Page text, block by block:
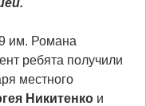
им. Романа
ребята получили
местного
Никитенко и